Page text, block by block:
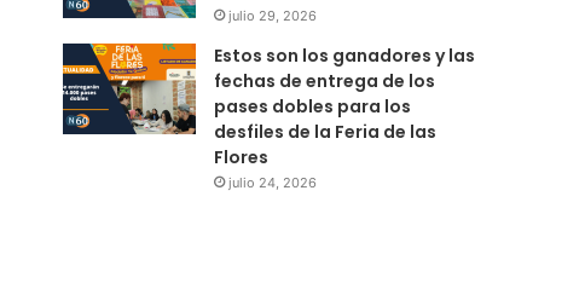
julio 29, 2026
Estos son los ganadores y las
fechas de entrega de los
pases dobles para los
desfiles de la Feria de las
Flores
julio 24, 2026